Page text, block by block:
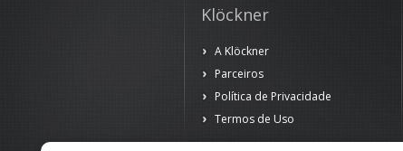
Klöckner
A Klöckner
Parceiros
Política de Privacidade
Termos de Uso